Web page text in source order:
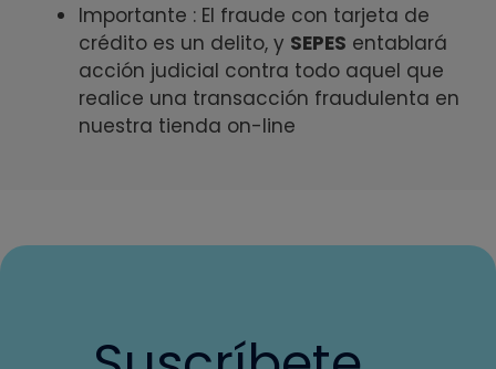
Importante : El fraude con tarjeta de
crédito es un delito, y SEPES entablará
acción judicial contra todo aquel que
realice una transacción fraudulenta en
nuestra tienda on-line